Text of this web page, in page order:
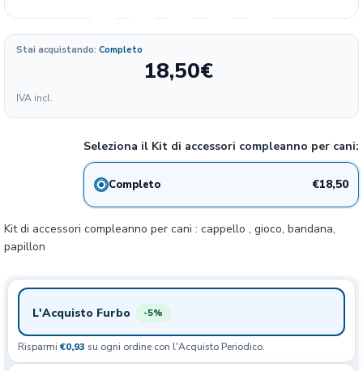
Stai acquistando: Completo
18,50€
IVA incl.
Seleziona il Kit di accessori compleanno per cani:
Completo €18,50
1 pz 18.5€
Kit di accessori compleanno per cani : cappello , gioco, bandana,
papillon
L'Acquisto Furbo -5%
Risparmi €0,93 su ogni ordine con l'Acquisto Periodico.